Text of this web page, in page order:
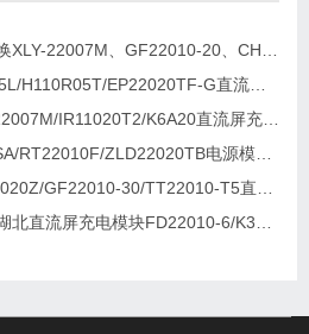
2026年华科电源维修更换XLY-22007M、GF22010-20、CHR-22020直流屏充电模块
新疆，西藏，河北K3B05L/H110R05T/EP22020TF-G直流屏充电模块维修更换
新疆、广东、广西XLY-22007M/IR11020T2/K6A20直流屏充电模块维修更换
湖南、广东、新疆PMI-SA/RT22010F/ZLD22020TB电源模块维修更换
湖南、新疆、河北YM11020Z/GF22010-30/TT22010-T5直流屏充电模块维修更换
2026维修安徽、甘肃、湖北直流屏充电模块FD22010-6/K3B20L/GF22010-10